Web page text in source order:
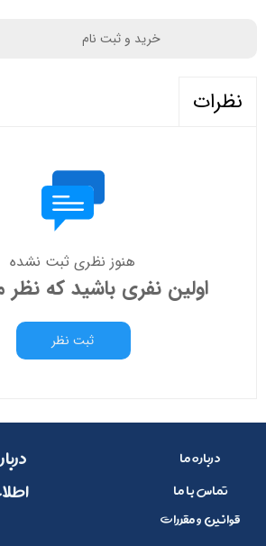
خرید و ثبت نام
نظرات
هنوز نظری ثبت نشده
اولین نفری باشید که
ثبت نظر
درباره ما
تماس با ما
قوانین و مقررات